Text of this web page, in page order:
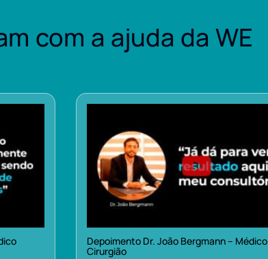
com a ajuda da WE
Depoimento Dr. João Bergmann – Médico
Cirurgião